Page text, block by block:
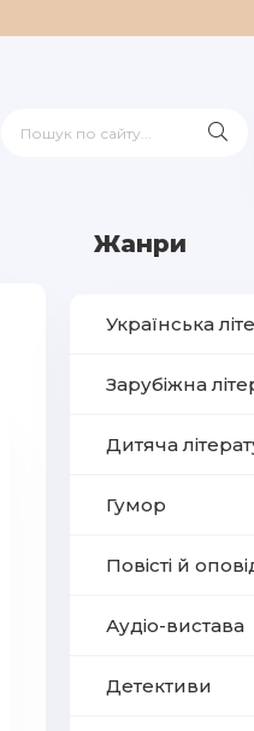
Жанри
Українська
Зарубіжна
Дитяча
Гумор
Повісті й
Аудіо-вистава
Детективи